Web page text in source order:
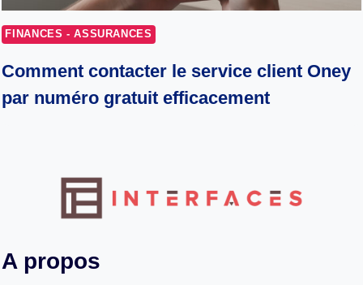
FINANCES - ASSURANCES
Comment contacter le service client Oney
par numéro gratuit efficacement
A propos